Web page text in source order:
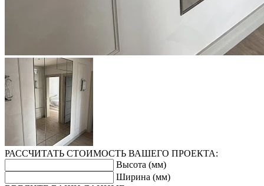
РАССЧИТАТЬ СТОИМОСТЬ ВАШЕГО ПРОЕКТА:
Высота (мм)
Ширина (мм)